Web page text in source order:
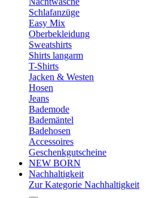
Schlafanzüge
Easy Mix
Oberbekleidung
Sweatshirts
Shirts langarm
T-Shirts
Jacken & Westen
Hosen
Jeans
Bademode
Bademäntel
Badehosen
Accessoires
Geschenkgutscheine
NEW BORN
Nachhaltigkeit
Zur Kategorie Nachhaltigkeit